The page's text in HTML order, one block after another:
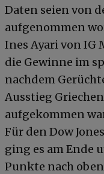
Daten seien von
aufgenommen
Ines Ayari von IG
die Gewinne im
nachdem
Ausstieg
aufgekommen
Für den Dow
ging es am Ende
Punkte nach